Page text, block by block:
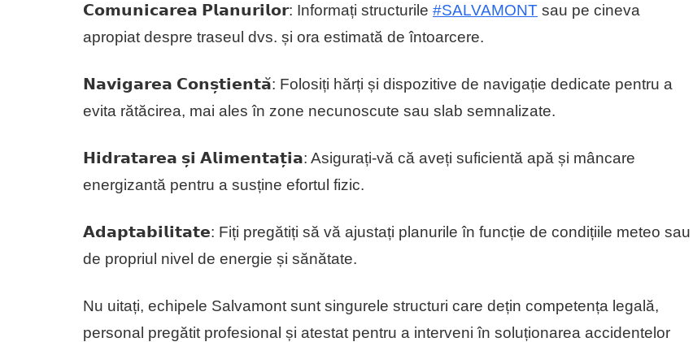
𝗖𝗼𝗺𝘂𝗻𝗶𝗰𝗮𝗿𝗲𝗮 𝗣𝗹𝗮𝗻𝘂𝗿𝗶𝗹𝗼𝗿: Informați structurile #SALVAMONT sau pe cineva
apropiat despre traseul dvs. și ora estimată de întoarcere.
𝗡𝗮𝘃𝗶𝗴𝗮𝗿𝗲𝗮 𝗖𝗼𝗻𝘀̦𝘁𝗶𝗲𝗻𝘁𝗮̆: Folosiți hărți și dispozitive de navigație dedicate pentru a
evita rătăcirea, mai ales în zone necunoscute sau slab semnalizate.
𝗛𝗶𝗱𝗿𝗮𝘁𝗮𝗿𝗲𝗮 𝘀̦𝗶 𝗔𝗹𝗶𝗺𝗲𝗻𝘁𝗮𝘁̦𝗶𝗮: Asigurați-vă că aveți suficientă apă și mâncare
energizantă pentru a susține efortul fizic.
𝗔𝗱𝗮𝗽𝘁𝗮𝗯𝗶𝗹𝗶𝘁𝗮𝘁𝗲: Fiți pregătiți să vă ajustați planurile în funcție de condițiile meteo sau
de propriul nivel de energie și sănătate.
Nu uitați, echipele Salvamont sunt singurele structuri care dețin competența legală,
personal pregătit profesional și atestat pentru a interveni în soluționarea accidentelor